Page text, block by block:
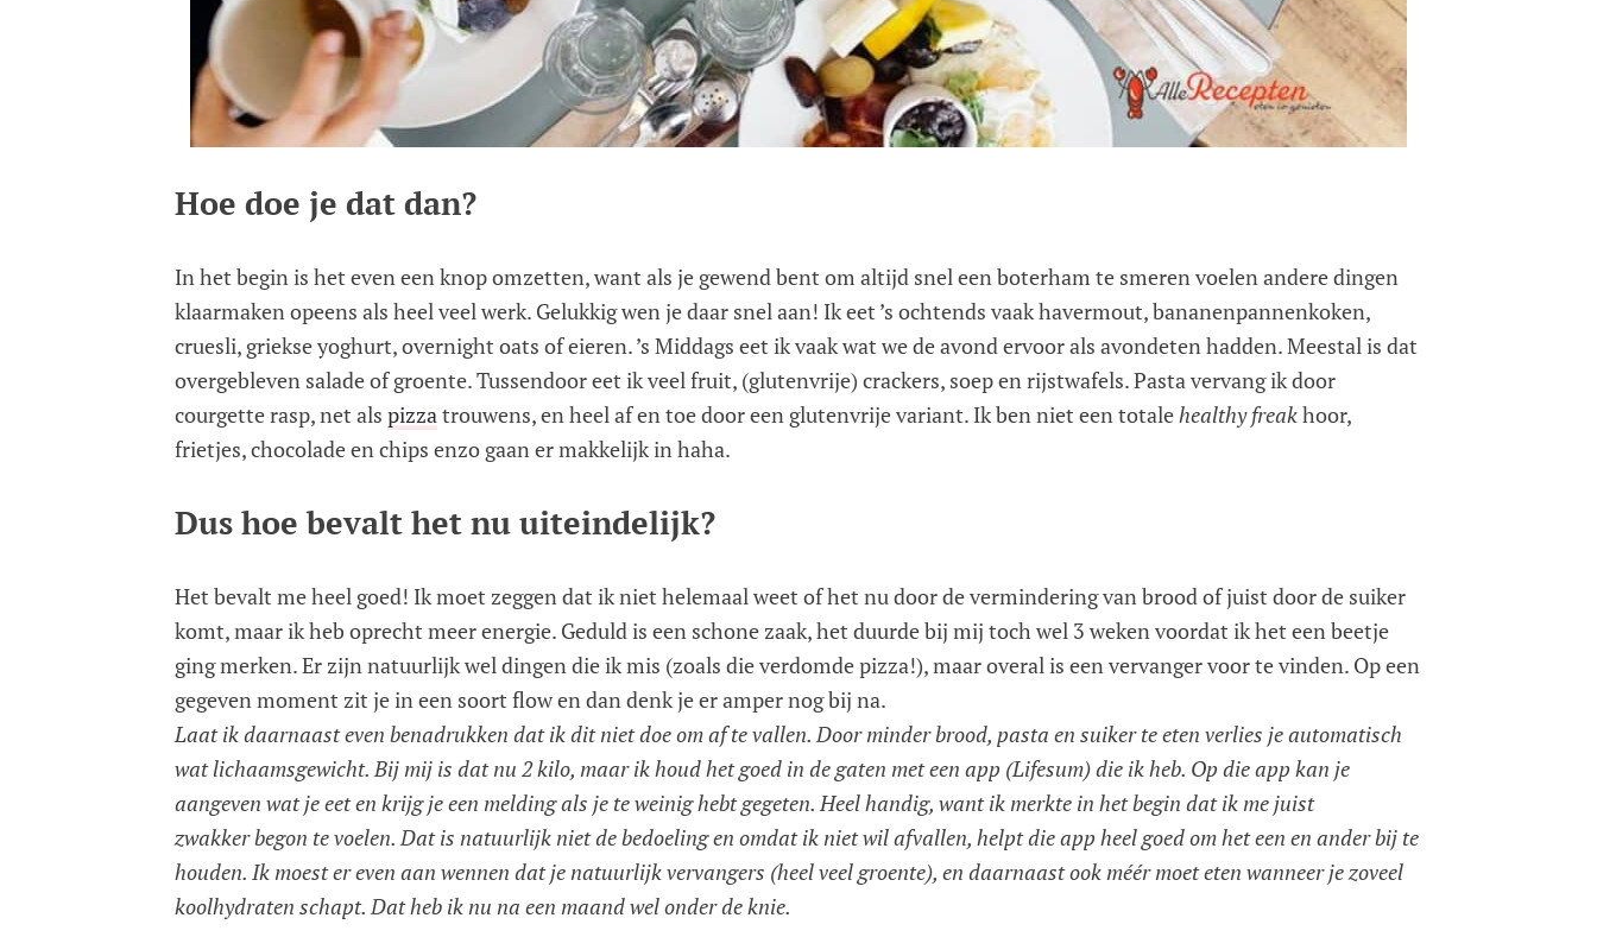
Hoe doe je dat dan?
In het begin is het even een knop omzetten, want als je gewend bent om altijd snel een boterham te smeren voelen andere dingen
klaarmaken opeens als heel veel werk. Gelukkig wen je daar snel aan! Ik eet ’s ochtends vaak havermout, bananenpannenkoken,
cruesli, griekse yoghurt, overnight oats of eieren. ’s Middags eet ik vaak wat we de avond ervoor als avondeten hadden. Meestal is dat
overgebleven salade of groente. Tussendoor eet ik veel fruit, (glutenvrije) crackers, soep en rijstwafels. Pasta vervang ik door
courgette rasp, net als pizzatrouwens, en heel af en toe door een glutenvrije variant. Ik ben niet een totalehealthy freakhoor,
frietjes, chocolade en chips enzo gaan er makkelijk in haha.
Dus hoe bevalt het nu uiteindelijk?
Het bevalt me heel goed! Ik moet zeggen dat ik niet helemaal weet of het nu door de vermindering van brood of juist door de suiker
komt, maar ik heb oprecht meer energie. Geduld is een schone zaak, het duurde bij mij toch wel 3 weken voordat ik het een beetje
ging merken. Er zijn natuurlijk wel dingen die ik mis (zoals die verdomde pizza!), maar overal is een vervanger voor te vinden. Op een
gegeven moment zit je in een soort flow en dan denk je er amper nog bij na.
Laat ik daarnaast even benadrukken dat ik dit niet doe om af te vallen. Door minder brood, pasta en suiker te eten verlies je automatisch
wat lichaamsgewicht. Bij mij is dat nu 2 kilo, maar ik houd het goed in de gaten met een app (Lifesum) die ik heb. Op die app kan je
aangeven wat je eet en krijg je een melding als je te weinig hebt gegeten. Heel handig, want ik merkte in het begin dat ik me juist
zwakker begon te voelen. Dat is natuurlijk niet de bedoeling en omdat ik niet wil afvallen, helpt die app heel goed om het een en ander bij te
houden. Ik moest er even aan wennen dat je natuurlijk vervangers (heel veel groente), en daarnaast ook méér moet eten wanneer je zoveel
koolhydraten schapt. Dat heb ik nu na een maand wel onder de knie.